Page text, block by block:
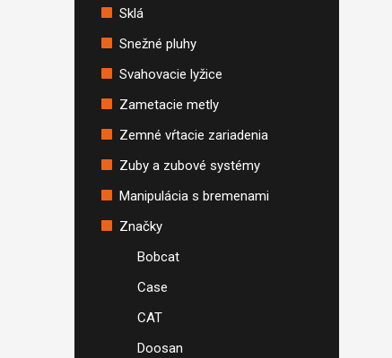
Sklá
Snežné pluhy
Svahovacie lyžice
Zametacie metly
Zemné vŕtacie zariadenia
Zuby a zubové systémy
Manipulácia s bremenami
Značky
Bobcat
Case
CAT
Doosan